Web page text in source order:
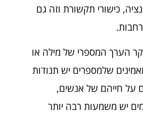
כישורי תקשורת וזה גם
הערך המספרי של מילה או
שלמספרים יש תנודות
על חייהם של אנשים,
יש משמעות רבה יותר